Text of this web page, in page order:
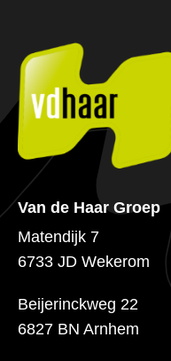
Van de Haar Groep
Matendijk 7
6733 JD Wekerom
Beijerinckweg 22
6827 BN Arnhem